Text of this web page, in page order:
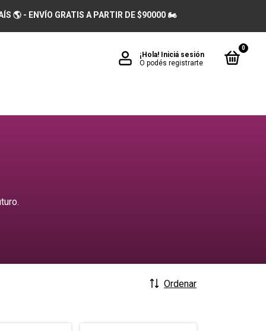
🌎 - ENVÍO GRATIS A PARTIR DE $90000 🏍️
¡Hola! Iniciá sesión
O podés registrarte
0
Ordenar